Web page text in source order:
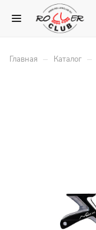
Главная – Каталог –